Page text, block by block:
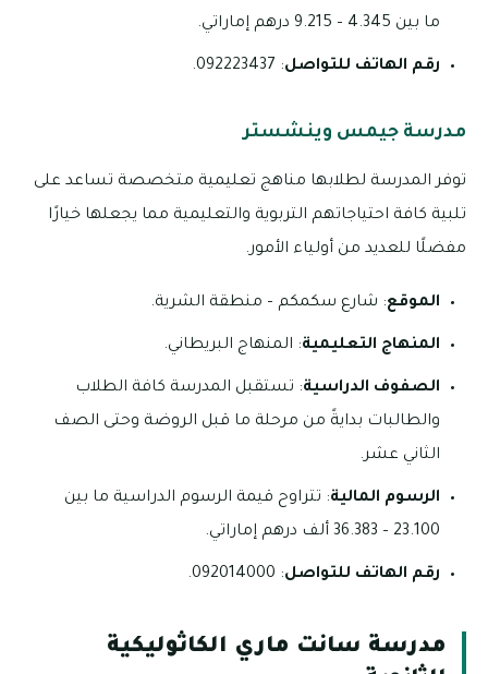
ما بين 4.345 – 9.215 درهم إماراتي.
رقم الهاتف للتواصل: 092223437.
مدرسة جيمس وينشستر
توفر المدرسة لطلابها مناهج تعليمية متخصصة تساعد على
تلبية كافة احتياجاتهم التربوية والتعليمية مما يجعلها خيارًا
مفضلًا للعديد من أولياء الأمور.
الموقع: شارع سكمكم – منطقة الشرية.
المنهاج التعليمية: المنهاج البريطاني.
الصفوف الدراسية: تستقبل المدرسة كافة الطلاب
والطالبات بدايةً من مرحلة ما قبل الروضة وحتى الصف
الثاني عشر.
الرسوم المالية: تتراوح قيمة الرسوم الدراسية ما بين
23.100 – 36.383 ألف درهم إماراتي.
رقم الهاتف للتواصل: 092014000.
مدرسة سانت ماري الكاثوليكية